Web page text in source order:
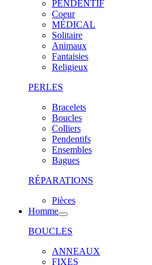
PENDENTIF
Coeur
MÉDICAL
Solitaire
Animaux
Fantaisies
Religieux
PERLES
Bracelets
Boucles
Colliers
Pendentifs
Ensembles
Bagues
RÉPARATIONS
Pièces
Homme
BOUCLES
ANNEAUX
FIXES